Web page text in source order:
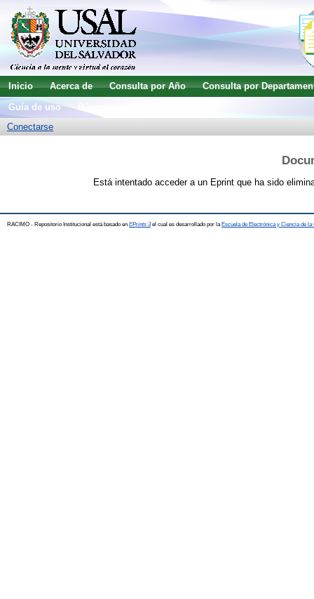
Inicio Acerca de Consulta por Año
Consulta por
Guía de uso
Conectarse
Está intentado acceder a un Eprint que ha sido
RACIMO - Repositorio Institucional está basado en EPrints 3el cual es desarrollado por la Escuela de Electrónica y Ciencia de la